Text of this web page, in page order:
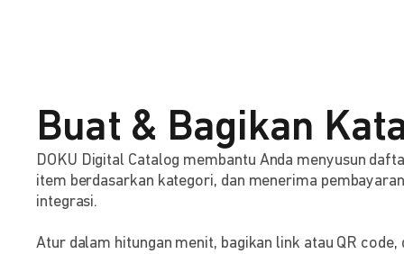
Buat & Bagikan
DOKU Digital Catalog membantu Anda menyusun
item berdasarkan kategori, dan menerima
integrasi.
Atur dalam hitungan menit, bagikan link atau QR